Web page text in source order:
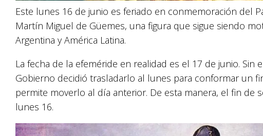
Este lunes 16 de junio es feriado en conmemoración del
Martín Miguel de Güemes, una figura que sigue siendo
Argentina y América Latina.
La fecha de la efeméride en realidad es el 17 de junio. Sin
Gobierno decidió trasladarlo al lunes para conformar un
permite moverlo al día anterior. De esta manera, el fin de
lunes 16.